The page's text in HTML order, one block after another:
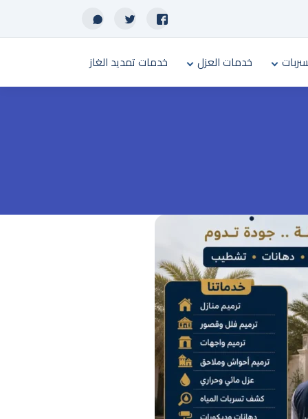
خدمات العزل خدمات تمديد الغاز